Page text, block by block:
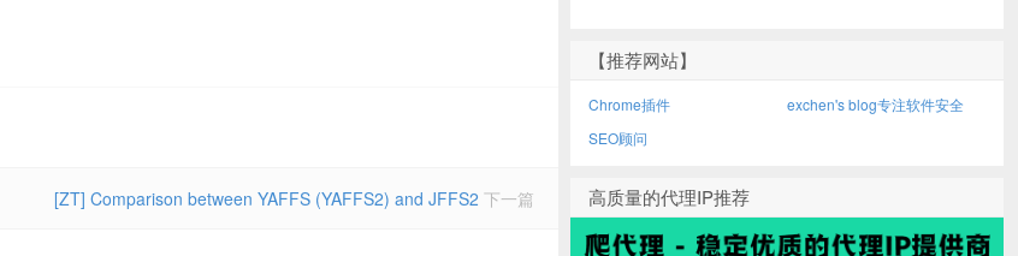
[ZT] Comparison between YAFFS (YAFFS2) and JFFS2 下一篇
【推荐网站】
Chrome插件
exchen's blog专注软件安全
SEO顾问
高质量的代理IP推荐